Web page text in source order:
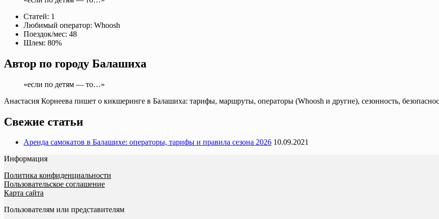
Статей: 1
Любимый оператор: Whoosh
Поездок/мес: 48
Шлем: 80%
Автор по городу Балашиха
«если по детям — то…»
Анастасия Корнеева пишет о кикшеринге в Балашиха: тарифы, маршруты, операторы (Whoosh и другие), сезонность,
Свежие статьи
Аренда самокатов в Балашихе: операторы, тарифы и правила сезона 2026 10.09.2021
Информация
Политика конфиденциальности
Пользовательское соглашение
Карта сайта
Пользователям или представителям